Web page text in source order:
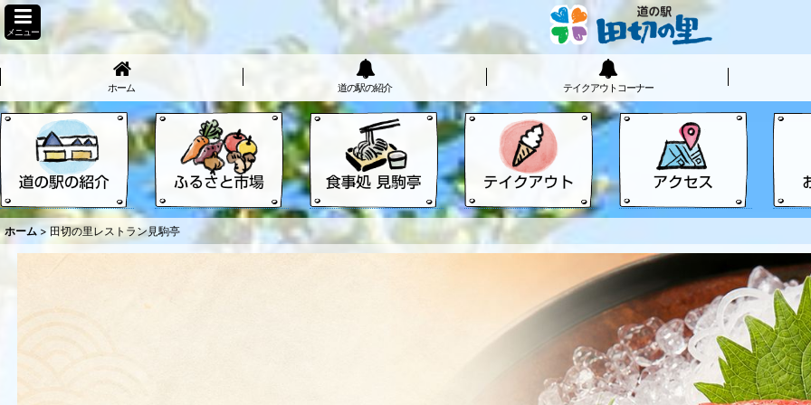
メニュー
ホーム 道の駅の紹介 テイクアウトコーナー
ホーム > 田切の里レストラン見駒亭